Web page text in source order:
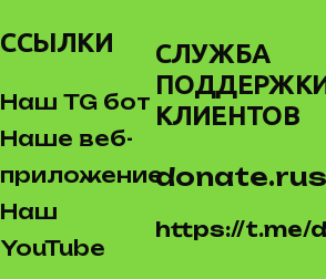
ССЫЛКИ
Наш TG бот
Наше веб-
приложение
Наш
YouTube
СЛУЖБА
КЛИЕНТОВ
https://t.me/